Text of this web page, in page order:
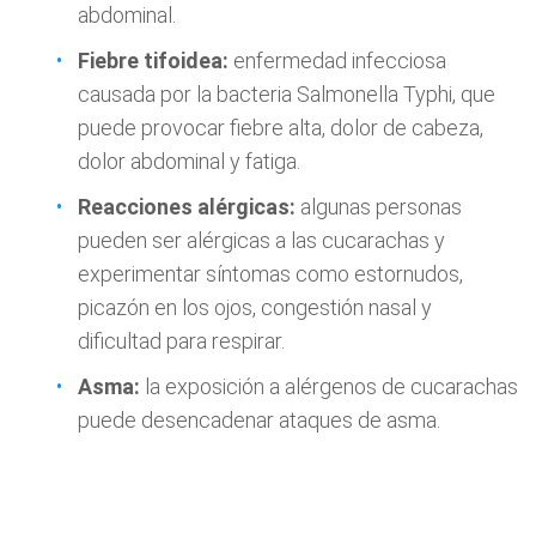
abdominal.
Fiebre tifoidea: enfermedad infecciosa
causada por la bacteria Salmonella Typhi, que
puede provocar fiebre alta, dolor de cabeza,
dolor abdominal y fatiga.
Reacciones alérgicas: algunas personas
pueden ser alérgicas a las cucarachas y
experimentar síntomas como estornudos,
picazón en los ojos, congestión nasal y
dificultad para respirar.
Asma: la exposición a alérgenos de cucarachas
puede desencadenar ataques de asma.